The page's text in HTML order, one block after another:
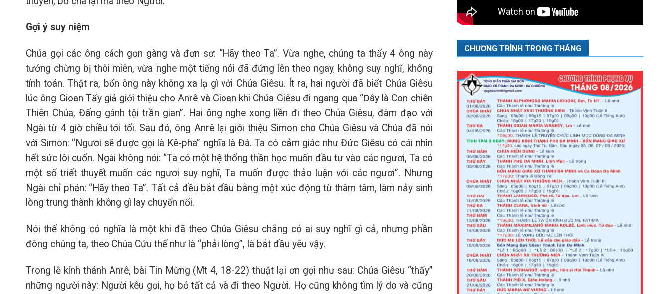
Gợi ý suy niệm
Chúa gọi các ông cách gọn gàng và đơn sơ: “Hãy theo Ta”. Vừa nghe, chúng ta thấy 4 ông này
tưởng chừng bị thôi miên, vừa nghe một tiếng nói đã đứng lên theo ngay, không suy nghĩ, không
tính toán. Thật ra, bốn ông này không xa lạ gì với Chúa Giêsu. Ít ra, hai người đã biết Chúa Giêsu
lúc ông Gioan Tẩy giả giới thiệu cho Anrê và Gioan khi Chúa Giêsu đi ngang qua “Đây là Con chiên
Thiên Chúa, Đấng gánh tội trần gian”. Hai ông nghe xong liền đi theo Chúa Giêsu, đàm đạo với
Ngài từ 4 giờ chiều tới tối. Sau đó, ông Anrê lại giới thiệu Simon cho Chúa Giêsu và Chúa đã nói
với Simon: “Ngươi sẽ được gọi là Kê-pha” nghĩa là Đá. Ta có cảm giác như Đức Giêsu có cái nhìn
hết sức lôi cuốn. Ngài không nói: “Ta có một hệ thống thần học muốn đầu tư vào các ngươi, Ta có
một số triết thuyết muốn các ngươi suy nghĩ, Ta muốn được thảo luận với các ngươi”. Nhưng
Ngài chỉ phán: “Hãy theo Ta”. Tất cả đều bắt đầu bằng một xúc động từ thâm tâm, làm nảy sinh
lòng trung thành không gì lay chuyển nổi.
Nói thế không có nghĩa là một khi đã theo Chúa Giêsu chẳng có ai suy nghĩ gì cả, nhưng phần
đông chúng ta, theo Chúa Cứu thế như là “phải lòng”, là bắt đầu yêu vậy.
Trong lễ kính thánh Anrê, bài Tin Mừng (Mt 4, 18-22) thuật lại ơn gọi như sau: Chúa Giêsu “thấy”
những người này: Người kêu gọi, họ bỏ tất cả và đi theo Người. Họ cũng không tìm lý do và cũng
CHƯƠNG TRÌNH TRONG THÁNG